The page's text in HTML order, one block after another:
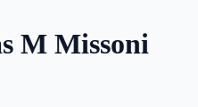
M Missoni